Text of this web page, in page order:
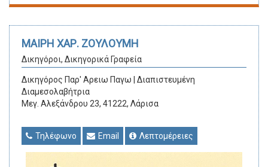
ΜΑΙΡΗ ΧΑΡ. ΖΟΥΛΟΥΜΗ
Δικηγόροι, Δικηγορικά Γραφεία
Δικηγόρος Παρ' Αρειω Παγω | Διαπιστευμένη
Διαμεσολαβήτρια
Μεγ. Αλεξάνδρου 23, 41222, Λάρισα
Τηλέφωνο Email Λεπτομέρειες